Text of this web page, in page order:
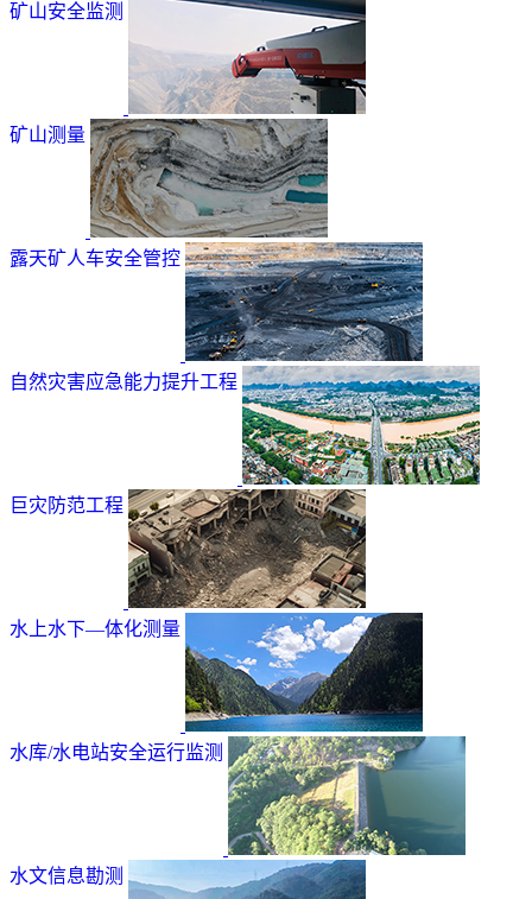
矿山安全监测
矿山测量
露天矿人车安全管控
自然灾害应急能力提升工程
巨灾防范工程
水上水下—体化测量
水库/水电站安全运行监测
水文信息勘测